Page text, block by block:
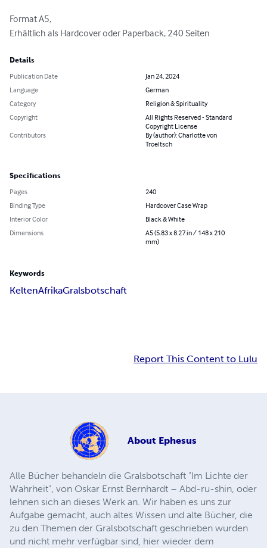
Format A5,
Erhältlich als Hardcover oder Paperback, 240 Seiten
Details
Publication Date
Jan 24, 2024
Language
German
Category
Religion & Spirituality
Copyright
All Rights Reserved - Standard
Copyright License
Contributors
By (author): Charlotte von
Troeltsch
Specifications
Pages
240
Binding Type
Hardcover Case Wrap
Interior Color
Black & White
Dimensions
A5 (5.83 x 8.27 in / 148 x 210
mm)
Keywords
KeltenAfrikaGralsbotschaft
Report This Content to Lulu
About Ephesus
Alle Bücher behandeln die Gralsbotschaft "Im Lichte der
Wahrheit", von Oskar Ernst Bernhardt – Abd-ru-shin, oder
lehnen sich an dieses Werk an. Wir haben es uns zur
Aufgabe gemacht, auch altes Wissen und alte Bücher, die
zu den Themen der Gralsbotschaft geschrieben wurden
und nicht mehr verfügbar sind, hier wieder dem